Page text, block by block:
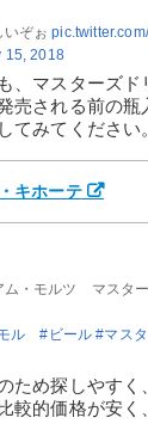
いぞぉ
15, 2018
、マスターズ
売される前の
てみてください。
キホーテ
・モルツ マスタ
ル #ビール #マス
ため探しやす
較的価格が安く